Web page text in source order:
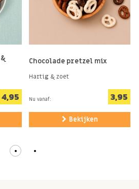
4,95
Chocolade pretzel mix
Hartig & zoet
Nu vanaf: 3,95
Bekijken